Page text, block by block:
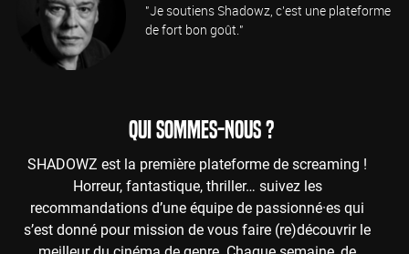
"Je soutiens Shadowz, c'est une plateforme
de fort bon goût."
QUI SOMMES-NOUS ?
SHADOWZ est la première plateforme de screaming !
Horreur, fantastique, thriller… suivez les
recommandations d’une équipe de passionné·es qui
s’est donné pour mission de vous faire (re)découvrir le